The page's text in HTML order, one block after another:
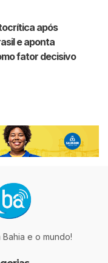
após
e aponta
fator decisivo
e o mundo!